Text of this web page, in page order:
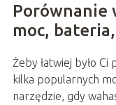
Porównanie
moc,
Żeby łatwiej było
kilka popularnych
narzędzie, gdy